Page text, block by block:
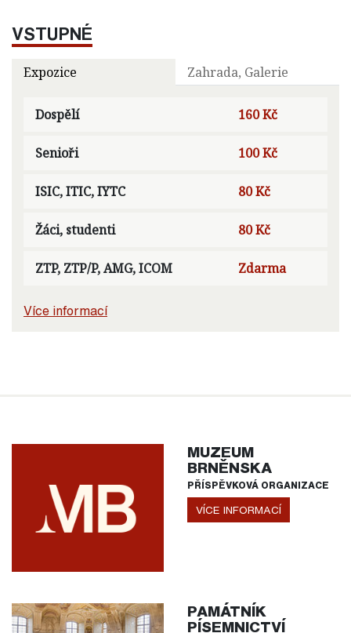
VSTUPNÉ
Expozice Zahrada, Galerie
Dospělí 160 Kč
Senioři 100 Kč
ISIC, ITIC, IYTC 80 Kč
Žáci, studenti 80 Kč
ZTP, ZTP/P, AMG, ICOM Zdarma
Více informací
MUZEUM
BRNĚNSKA
PŘÍSPĚVKOVÁ ORGANIZACE
VÍCE INFORMACÍ
PAMÁTNÍK
PÍSEMNICTVÍ